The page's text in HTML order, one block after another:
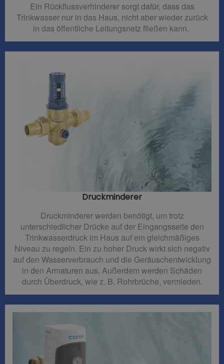
Ein Rückflussverhinderer sorgt dafür, dass das
Trinkwasser nur in das Haus, nicht aber wieder zurück
in das öffentliche Leitungsnetz fließen kann.
Druckminderer​
Druckminderer werden benötigt, um trotz
unterschiedlicher Drücke auf der Eingangsseite den
Trinkwasserdruck im Haus auf ein gleichmäßiges
Niveau zu regeln. Ein zu hoher Druck wirkt sich negativ
auf den Wasserverbrauch und die Geräuschentwicklung
in den Armaturen aus. Außerdem werden Schäden
durch Überdruck, wie z. B. Rohrbrüche, vermieden.